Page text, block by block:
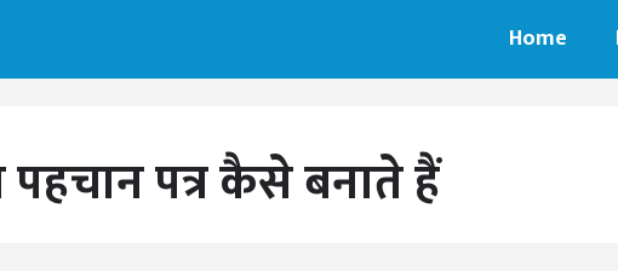
Home
पत्र कैसे बनाते हैं